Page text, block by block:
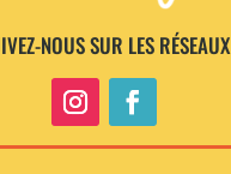
NOUS SUR LES RÉSEAUX